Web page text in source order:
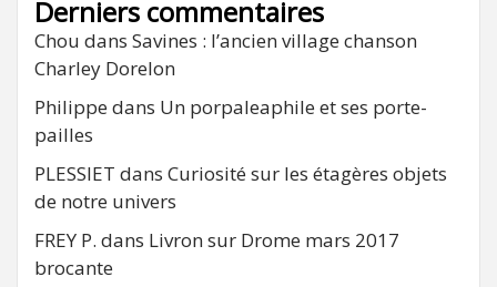
Derniers commentaires
Chou dans Savines : l’ancien village chanson
Charley Dorelon
Philippe dans Un porpaleaphile et ses porte-
pailles
PLESSIET dans Curiosité sur les étagères objets
de notre univers
FREY P. dans Livron sur Drome mars 2017
brocante